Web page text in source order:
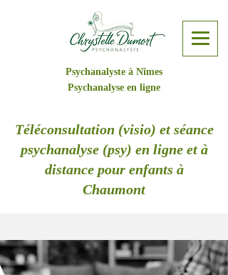
Psychanalyste à Nîmes
Psychanalyse en ligne
Téléconsultation (visio) et séance
psychanalyse (psy) en ligne et à
distance pour enfants à
Chaumont